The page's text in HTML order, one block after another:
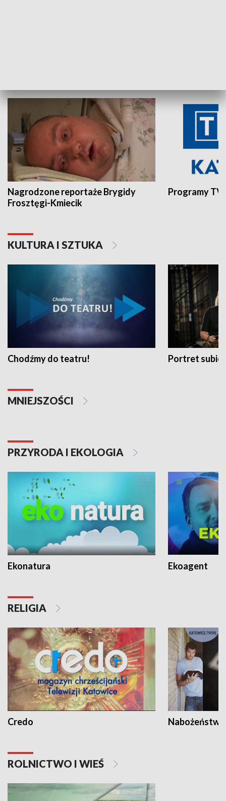
Nagrodzone reportaże Brygidy
Frosztęgi-Kmiecik
Programy
KULTURA I SZTUKA
Chodźmy do teatru! Portret
MNIEJSZOŚCI
PRZYRODA I EKOLOGIA
Ekonatura Ekoagent
RELIGIA
Credo
ROLNICTWO I WIEŚ